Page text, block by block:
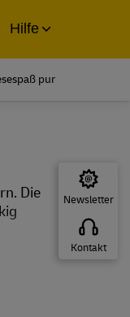
Hilfe
pur
Newsletter
Kontakt
Die